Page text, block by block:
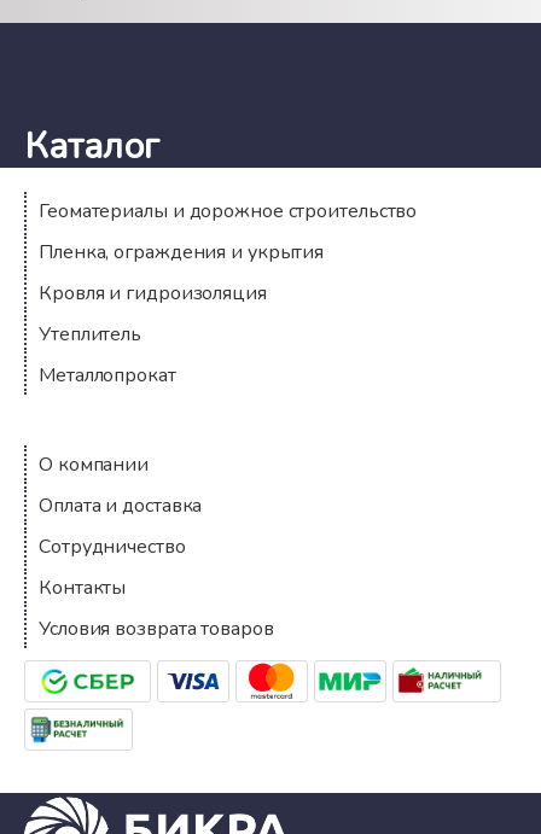
Каталог
Геоматериалы и дорожное строительство
Пленка, ограждения и укрытия
Кровля и гидроизоляция
Утеплитель
Металлопрокат
Компания
О компании
Оплата и доставка
Сотрудничество
Контакты
Условия возврата товаров